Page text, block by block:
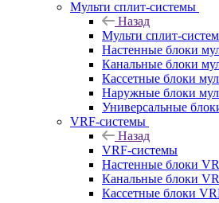
Мульти сплит-системы
Назад
Мульти сплит-
Настенные блоки
Канальные блоки
Кассетные блоки
Наружные блоки
Универсальные
VRF-системы
Назад
VRF-системы
Настенные блоки
Канальные блоки
Кассетные блоки